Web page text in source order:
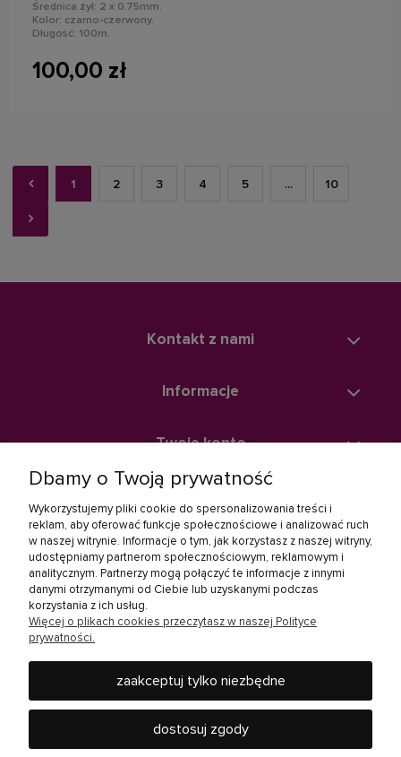
Średnica żył: 2 x 0.75mm.
Kolor: czarno-czerwony.
Długość: 100m.
100,00 zł
1 2 3 4 5 ... 10
Kontakt z nami
Informacje
Twoje konto
Linki społecznościowe
Rebel Electro to miejsce, gdzie kupisz wszystko, co jest
potrzebne w Twoim domu - od baterii, żarówek, słuchawek,
Dbamy o Twoją prywatność
Wykorzystujemy pliki cookie do spersonalizowania treści i
reklam, aby oferować funkcje społecznościowe i analizować ruch
w naszej witrynie. Informacje o tym, jak korzystasz z naszej witryny,
udostępniamy partnerom społecznościowym, reklamowym i
analitycznym. Partnerzy mogą połączyć te informacje z innymi
danymi otrzymanymi od Ciebie lub uzyskanymi podczas
korzystania z ich usług.
Więcej o plikach cookies przeczytasz w naszej Polityce
prywatności.
zaakceptuj tylko niezbędne
dostosuj zgody